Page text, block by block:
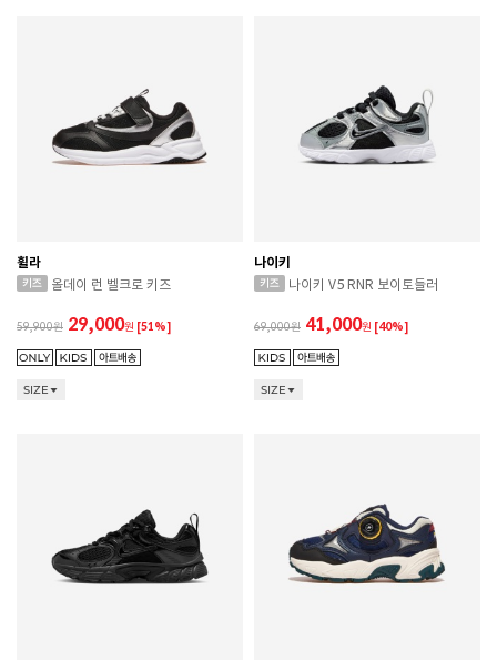
휠라
올데이 런 벨크로 키즈
59,900 29,000원 [51%]
SIZE
나이키
나이키 V5 RNR 보이토들러
69,000 41,000원 [40%]
SIZE